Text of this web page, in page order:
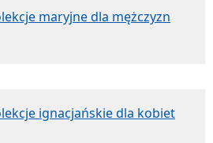
maryjne dla mężczyzn
ignacjańskie dla kobiet